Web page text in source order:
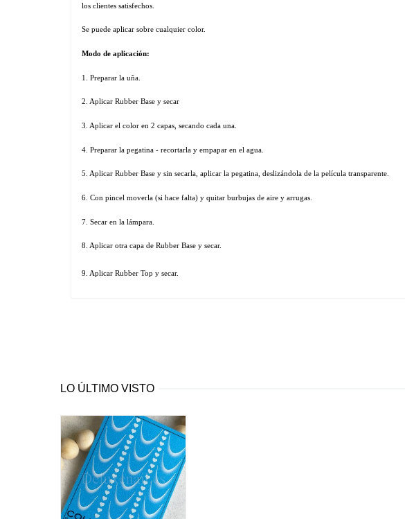
los clientes satisfechos.
Se puede aplicar sobre cualquier color.
Modo de aplicación:
1. Preparar la uña.
2. Aplicar Rubber Base y secar
3. Aplicar el color en 2 capas, secando cada una.
4. Preparar la pegatina - recortarla y empapar en el agua.
5. Aplicar Rubber Base y sin secarla, aplicar la pegatina, deslizándola de la película transparente.
6. Con pincel moverla (si hace falta) y quitar burbujas de aire y arrugas.
7. Secar en la lámpara.
8. Aplicar otra capa de Rubber Base y secar.
9. Aplicar Rubber Top y secar.
LO ÚLTIMO VISTO